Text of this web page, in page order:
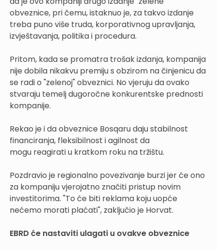
obveznice, pri čemu, istaknuo je, za takvo izdanje
treba puno više truda, korporativnog upravljanja,
izvještavanja, politika i procedura.
Pritom, kada se promatra trošak izdanja, kompanija
nije dobila nikakvu premiju s obzirom na činjenicu da
se radi o "zelenoj" obveznici. No vjeruju da ovako
stvaraju temelj dugoročne konkurentske prednosti
kompanije.
Rekao je i da obveznice Bosqaru daju stabilnost
financiranja, fleksibilnost i agilnost da
mogu reagirati u kratkom roku na tržištu.
Pozdravio je regionalno povezivanje burzi jer će ono
za kompaniju vjerojatno značiti pristup novim
investitorima. "To će biti reklama koju uopće
nećemo morati plaćati", zaključio je Horvat.
EBRD će nastaviti ulagati u ovakve obveznice